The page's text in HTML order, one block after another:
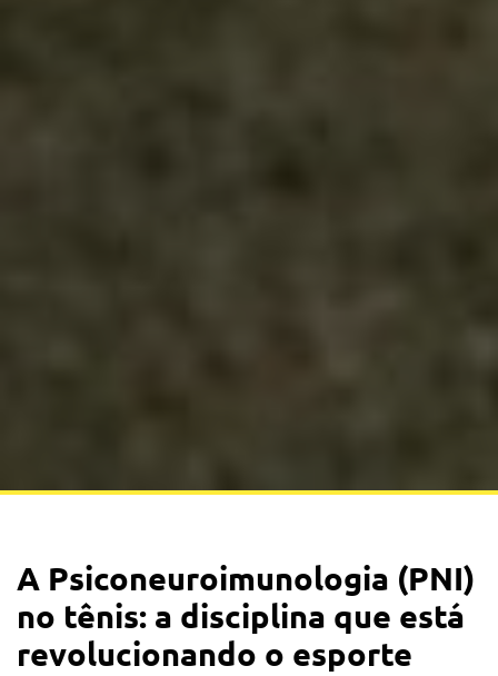
A Psiconeuroimunologia (PNI)
no tênis: a disciplina que está
revolucionando o esporte